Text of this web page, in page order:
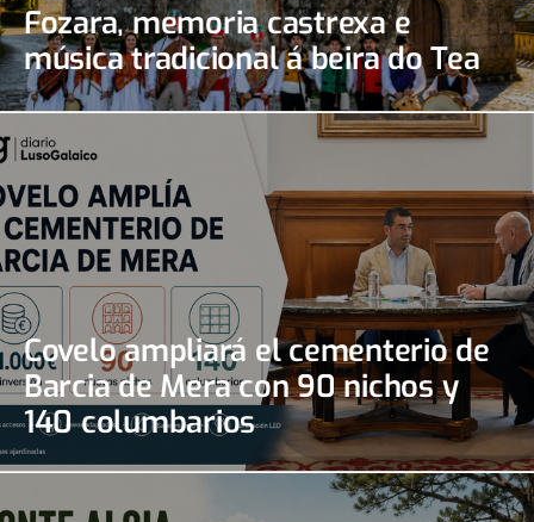
Fozara, memoria castrexa e
música tradicional á beira do Tea
Covelo ampliará el cementerio de
Barcia de Mera con 90 nichos y
140 columbarios